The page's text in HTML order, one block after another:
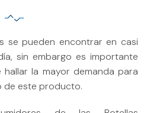
se pueden encontrar en casi
sin embargo es importante
la mayor demanda para
de este producto.